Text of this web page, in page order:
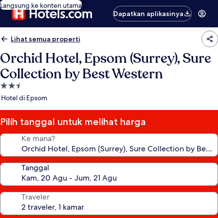
Langsung ke konten utama
Dapatkan aplikasinya
Lihat semua properti
Orchid Hotel, Epsom (Surrey), Sure
Collection by Best Western
Properti
bintang
Hotel di Epsom
Pilih tanggal untuk melihat harga
Ke mana?
Tanggal
Traveler